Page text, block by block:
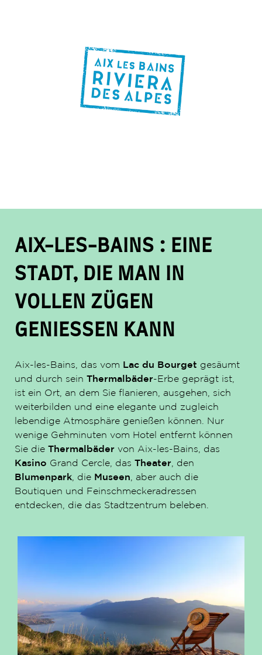
AIX-LES-BAINS : EINE
STADT, DIE MAN IN
VOLLEN ZÜGEN
GENIESSEN KANN
Aix-les-Bains, das vom Lac du Bourget gesäumt
und durch sein Thermalbäder-Erbe geprägt ist,
ist ein Ort, an dem Sie flanieren, ausgehen, sich
weiterbilden und eine elegante und zugleich
lebendige Atmosphäre genießen können. Nur
wenige Gehminuten vom Hotel entfernt können
Sie die Thermalbädervon Aix-les-Bains, das
Kasino Grand Cercle, das Theater, den
Blumenpark, die Museen, aber auch die
Boutiquen und Feinschmeckeradressen
entdecken, die das Stadtzentrum beleben.